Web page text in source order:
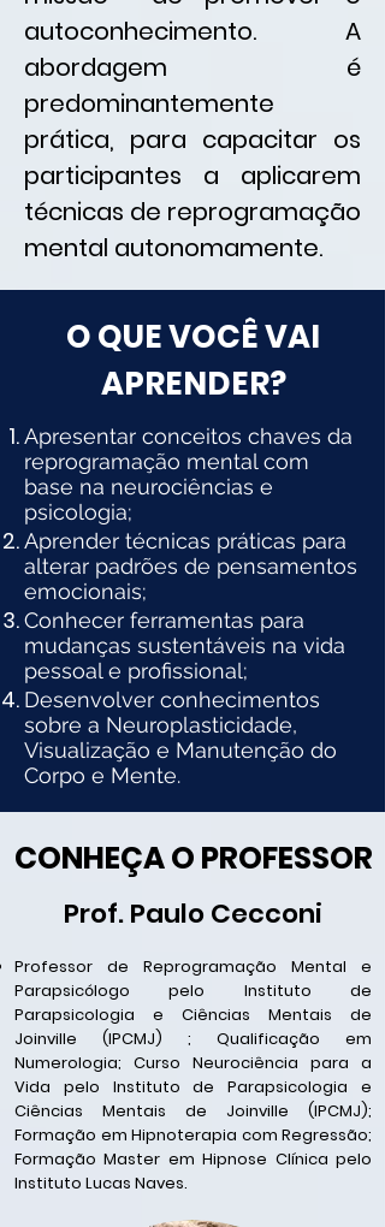
autoconhecimento. A
abordagem é
predominantemente
prática, para capacitar os
participantes a aplicarem
técnicas de reprogramação
mental autonomamente.
O QUE VOCÊ VAI
APRENDER?
Apresentar conceitos chaves da
reprogramação mental com
base na neurociências e
psicologia;
Aprender técnicas práticas para
alterar padrões de pensamentos
emocionais;
Conhecer ferramentas para
mudanças sustentáveis na vida
pessoal e profissional;
Desenvolver conhecimentos
sobre a Neuroplasticidade,
Visualização e Manutenção do
Corpo e Mente.
CONHEÇA O PROFESSOR
Prof. Paulo Cecconi
Professor de Reprogramação Mental e
Parapsicólogo pelo Instituto de
Parapsicologia e Ciências Mentais de
Joinville (IPCMJ) ; Qualificação em
Numerologia; Curso Neurociência para a
Vida pelo Instituto de Parapsicologia e
Ciências Mentais de Joinville (IPCMJ);
Formação em Hipnoterapia com Regressão;
Formação Master em Hipnose Clínica pelo
Instituto Lucas Naves.